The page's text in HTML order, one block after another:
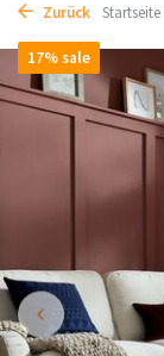
Zurück Startseite
17% sale